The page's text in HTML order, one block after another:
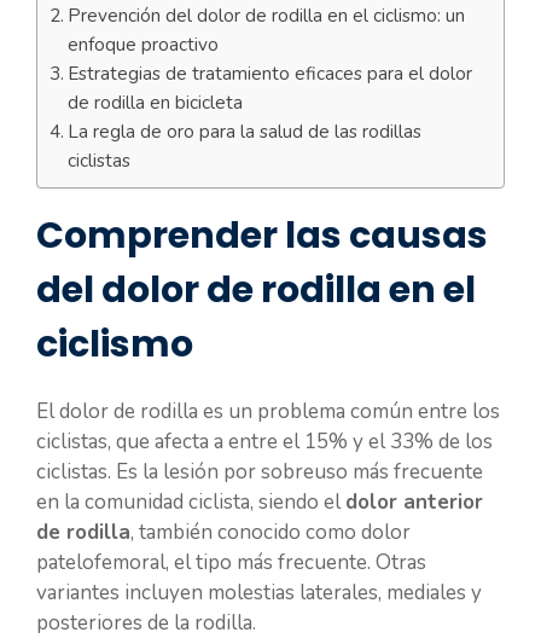
Prevención del dolor de rodilla en el ciclismo: un
enfoque proactivo
Estrategias de tratamiento eficaces para el dolor
de rodilla en bicicleta
La regla de oro para la salud de las rodillas
ciclistas
Comprender las causas
del dolor de rodilla en el
ciclismo
El dolor de rodilla es un problema común entre los
ciclistas, que afecta a entre el 15% y el 33% de los
ciclistas. Es la lesión por sobreuso más frecuente
en la comunidad ciclista, siendo eldolor anterior
de rodilla, también conocido como dolor
patelofemoral, el tipo más frecuente. Otras
variantes incluyen molestias laterales, mediales y
posteriores de la rodilla.